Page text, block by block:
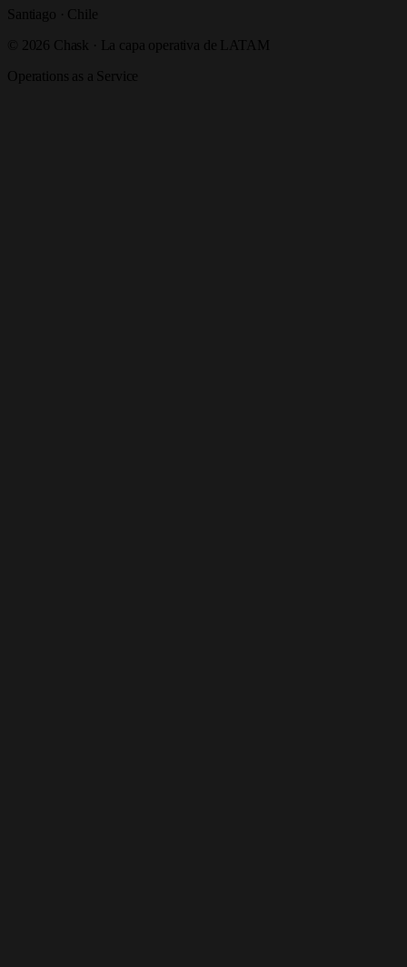
Santiago · Chile
© 2026 Chask · La capa operativa de LATAM
Operations as a Service